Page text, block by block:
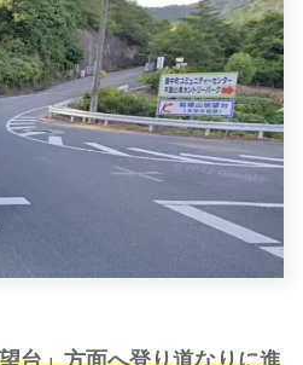
台」方面へ登り道なりに進